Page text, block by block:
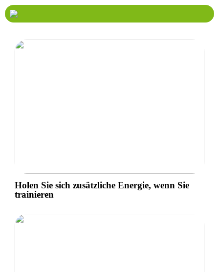
Holen Sie sich zusätzliche Energie, wenn Sie
trainieren